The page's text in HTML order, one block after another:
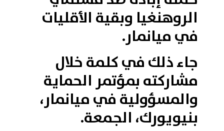
الروهنغيا وبقية الأقليات
في ميانمار.
جاء ذلك في كلمة خلال
مشاركته بمؤتمر الحماية
والمسؤولية في ميانمار،
بنيويورك، الجمعة.